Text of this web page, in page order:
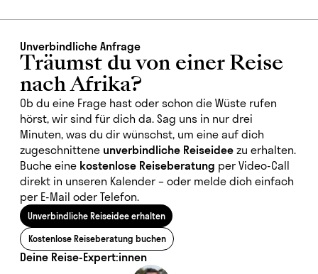
Unverbindliche Anfrage
Träumst du von einer Reise
nach Afrika?
Ob du eine Frage hast oder schon die Wüste rufen
hörst, wir sind für dich da. Sag uns in nur drei
Minuten, was du dir wünschst, um eine auf dich
zugeschnittene unverbindliche Reiseidee zu erhalten.
Buche eine kostenlose Reiseberatung per Video-Call
direkt in unseren Kalender – oder melde dich einfach
per E-Mail oder Telefon.
Unverbindliche Reiseidee erhalten
Kostenlose Reiseberatung buchen
Deine Reise-Expert:innen